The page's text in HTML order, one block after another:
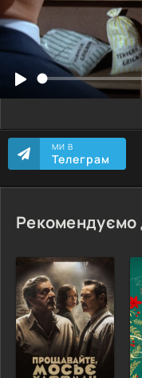
МИ В
Телеграм
Рекомендуємо